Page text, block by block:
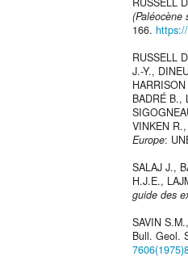
(Paléocène
166.
RUSSELL
J.-Y.,
BADRÉ B.,
VINKEN
Europe:
SALAJ J.,
H.J.E.,
guide des
SAVIN
Bull. Geol.